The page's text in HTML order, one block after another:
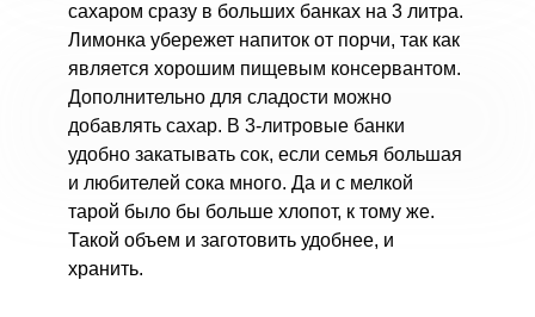
сахаром сразу в больших банках на 3 литра.
Лимонка убережет напиток от порчи, так как
является хорошим пищевым консервантом.
Дополнительно для сладости можно
добавлять сахар. В 3-литровые банки
удобно закатывать сок, если семья большая
и любителей сока много. Да и с мелкой
тарой было бы больше хлопот, к тому же.
Такой объем и заготовить удобнее, и
хранить.